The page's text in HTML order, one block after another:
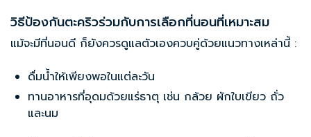
วิธีป้องกันตะคริวร่วมกับการเลือกที่นอนที่เหมาะสม
แม้จะมีที่นอนดี ก็ยังควรดูแลตัวเองควบคู่ด้วยแนวทางเหล่านี้ :
ดื่มน้ำให้เพียงพอในแต่ละวัน
ทานอาหารที่อุดมด้วยแร่ธาตุ เช่น กล้วย ผักใบเขียว ถั่ว
และนม